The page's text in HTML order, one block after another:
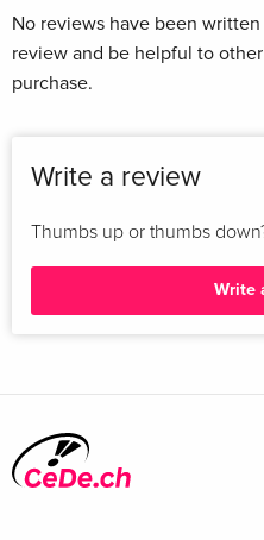
No reviews have been
review and be helpful to
purchase.
Write a review
Thumbs up or thumbs
Write